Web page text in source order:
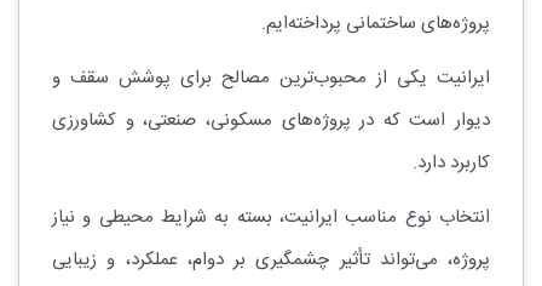
پروژه‌های ساختمانی پرداخته‌ایم.
ایرانیت یکی از محبوب‌ترین مصالح برای پوشش سقف و
دیوار است که در پروژه‌های مسکونی، صنعتی، و کشاورزی
کاربرد دارد.
انتخاب نوع مناسب ایرانیت، بسته به شرایط محیطی و نیاز
پروژه، می‌تواند تأثیر چشمگیری بر دوام، عملکرد، و زیبایی